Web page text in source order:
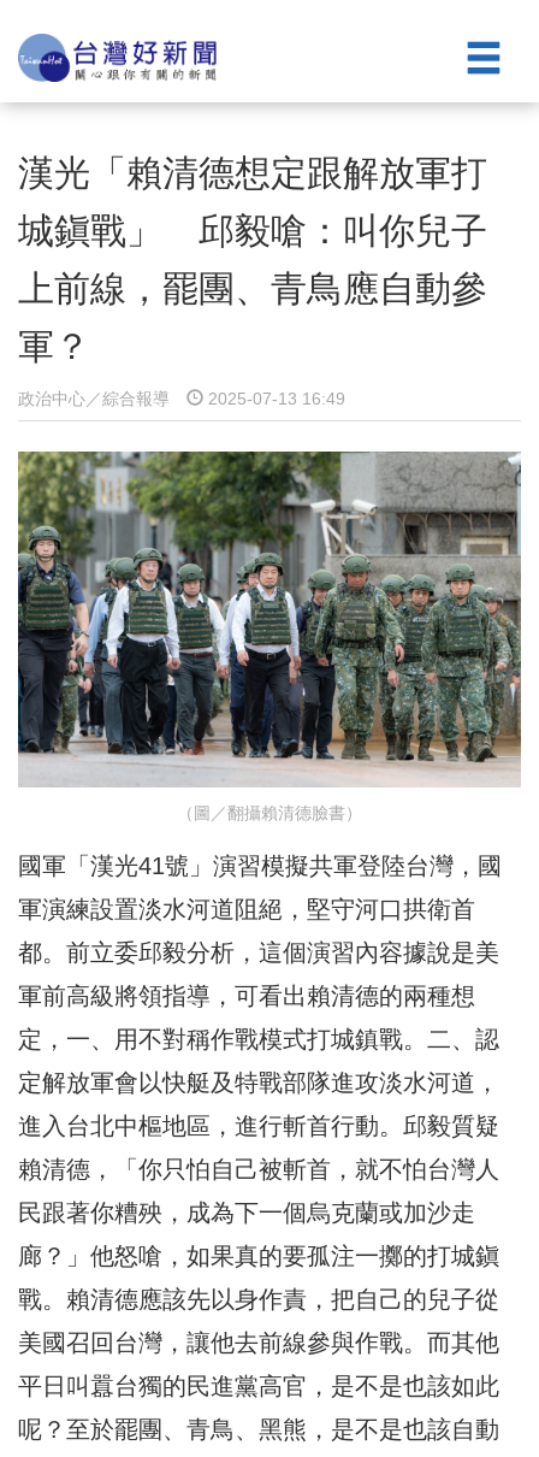
漢光「賴清德想定跟解放軍打
城鎭戰」 邱毅嗆：叫你兒子
上前線，罷團、青鳥應自動參
軍？
政治中心／綜合報導 2025-07-13 16:49
（圖／翻攝賴清德臉書）
國軍「漢光41號」演習模擬共軍登陸台灣，國
軍演練設置淡水河道阻絕，堅守河口拱衛首
都。前立委邱毅分析，這個演習內容據說是美
軍前高級將領指導，可看出賴清德的兩種想
定，一、用不對稱作戰模式打城鎮戰。二、認
定解放軍會以快艇及特戰部隊進攻淡水河道，
進入台北中樞地區，進行斬首行動。邱毅質疑
賴清德，「你只怕自己被斬首，就不怕台灣人
民跟著你糟殃，成為下一個烏克蘭或加沙走
廊？」他怒嗆，如果真的要孤注一擲的打城鎭
戰。賴清德應該先以身作責，把自己的兒子從
美國召回台灣，讓他去前線參與作戰。而其他
平日叫囂台獨的民進黨高官，是不是也該如此
呢？至於罷團、青鳥、黑熊，是不是也該自動